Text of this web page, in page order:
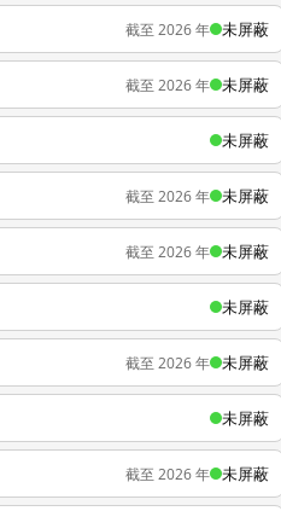
截至 2026 年 未屏蔽
截至 2026 年 未屏蔽
未屏蔽
截至 2026 年 未屏蔽
截至 2026 年 未屏蔽
未屏蔽
截至 2026 年 未屏蔽
未屏蔽
截至 2026 年 未屏蔽